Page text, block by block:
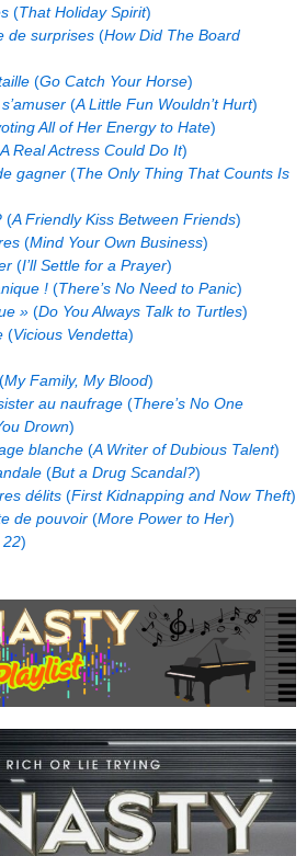
(That Holiday Spirit)
de surprises (How Did The Board
(Go Catch Your Horse)
(A Little Fun Wouldn’t Hurt)
All of Her Energy to Hate)
A Real Actress Could Do It)
gagner (The Only Thing That Counts Is
(A Friendly Kiss Between Friends)
(Mind Your Own Business)
(I’ll Settle for a Prayer)
! (There’s No Need to Panic)
» (Do You Always Talk to Turtles)
(Vicious Vendetta)
(My Family, My Blood)
au naufrage (There’s No One
Drown)
blanche (A Writer of Dubious Talent)
(But a Drug Scandal?)
délits (First Kidnapping and Now Theft)
de pouvoir (More Power to Her)
22)